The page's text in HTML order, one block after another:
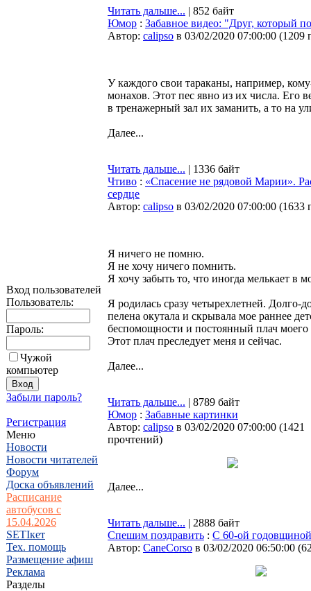
Вход пользователей
Пользователь:
Пароль:
Чужой
компьютер
Забыли пароль?
Регистрация
Меню
Новости
Новости читателей
Форум
Доска объявлений
Расписание
автобусов с
15.04.2026
SETIкет
Тех. помощь
Размещение афиш
Реклама
Разделы
Читать дальше... | 852 байт
Юмор : Забавное видео: "Друг, который
Автор: calipso в 03/02/2020 07:00:00 (1209
У каждого свои тараканы, например,
монахов. Этот пес явно из их числа. Его
в тренажерный зал их заманить, а то на
Далее...
Читать дальше... | 1336 байт
Чтиво : «Спасение не рядовой Марии».
сердце
Автор: calipso в 03/02/2020 07:00:00 (1633
Я ничего не помню.
Я не хочу ничего помнить.
Я хочу забыть то, что иногда мелькает в
Я родилась сразу четырехлетней. Долго-
пелена окутала и скрывала мое раннее
беспомощности и постоянный плач моего
Этот плач преследует меня и сейчас.
Далее...
Читать дальше... | 8789 байт
Юмор : Забавные картинки
Автор: calipso в 03/02/2020 07:00:00 (1421
прочтений)
Далее...
Читать дальше... | 2888 байт
Спешим поздравить : С 60-ой
Автор: CaneCorso в 03/02/2020 06:50:00 (